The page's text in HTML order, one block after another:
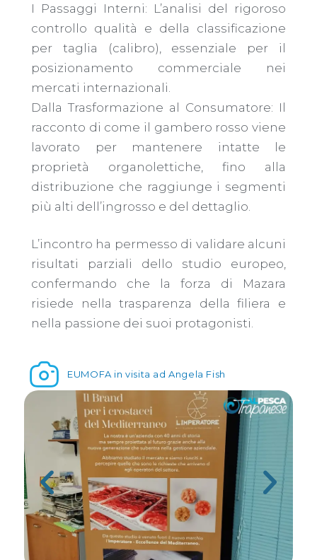
​I Passaggi Interni: L’analisi del rigoroso
controllo qualità e della classificazione
per taglia (calibro), essenziale per il
posizionamento commerciale nei
mercati internazionali.
​Dalla Trasformazione al Consumatore: Il
racconto di come il gambero rosso viene
lavorato per mantenere intatte le
proprietà organolettiche, fino alla
distribuzione che raggiunge i segmenti
più alti dell’ingrosso e del dettaglio.
​L’incontro ha permesso di validare alcuni
risultati parziali dello studio europeo,
confermando che la forza di Mazara
risiede nella trasparenza della filiera e
nella passione dei suoi protagonisti.
EUMOFA in visita ad Angela Fish